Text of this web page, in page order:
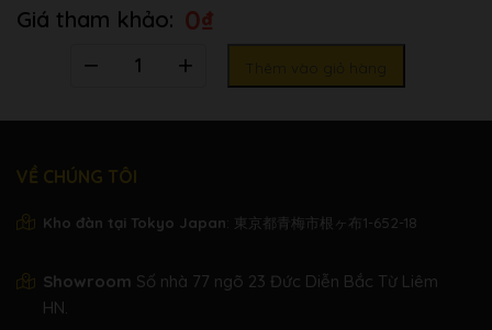
03| Pedal sustain – Sostenuto pedal – Soft
Cao (Height):89 cm , Rộng(Width):141 cm ,
lượng
phím
Phenolic Resins
0₫
VỀ CHÚNG TÔI
Kho đàn tại Tokyo Japan: 東京都青梅市根ヶ布1-652-18
Showroom Số nhà 77 ngõ 23 Đức Diễn Bắc Từ Liêm
HN.